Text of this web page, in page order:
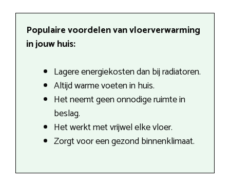
Populaire voordelen van vloerverwarming
in jouw huis:
Lagere energiekosten dan bij radiatoren.
Altijd warme voeten in huis.
Het neemt geen onnodige ruimte in
beslag.
Het werkt met vrijwel elke vloer.
Zorgt voor een gezond binnenklimaat.